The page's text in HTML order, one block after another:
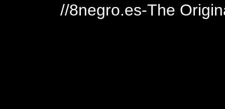
//8negro.es-The